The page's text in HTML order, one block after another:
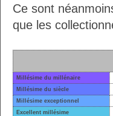
Ce sont
que les
Millésime du millénaire
Millésime du siècle
Millésime exceptionnel
Excellent millésime